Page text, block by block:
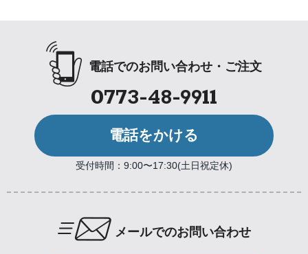
電話でのお問い合わせ・ご注文
0773-48-9911
電話をかける
受付時間：9:00〜17:30(土日祝定休)
メールでのお問い合わせ